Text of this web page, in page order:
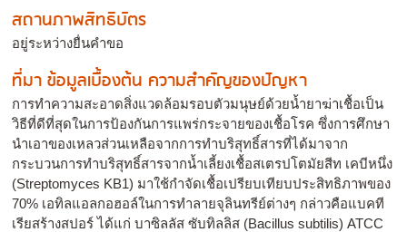
สถานภาพสิทธิบัตร
อยู่ระหว่างยื่นคำขอ
ที่มา ข้อมูลเบื้องต้น ความสำคัญของปัญหา
การทำความสะอาดสิ่งแวดล้อมรอบตัวมนุษย์ด้วยน้ำยาฆ่าเชื้อเป็น
วิธีที่ดีที่สุดในการป้องกันการแพร่กระจายของเชื้อโรค ซึ่งการศึกษา
นำเอาของเหลวส่วนเหลือจากการทำบริสุทธิ์สารที่ได้มาจาก
กระบวนการทำบริสุทธิ์สารจากน้ำเลี้ยงเชื้อสเตรปโตมัยสีท เคบีหนึ่ง
(Streptomyces KB1) มาใช้กำจัดเชื้อเปรียบเทียบประสิทธิภาพของ
70% เอทิลแอลกอฮอล์ในการทำลายจุลินทรีย์ต่างๆ กล่าวคือแบคที
เรียสร้างสปอร์ ได้แก่ บาซิลลัส ซับทิลลิส (Bacillus subtilis) ATCC